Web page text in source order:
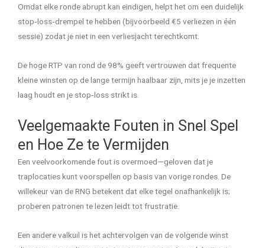
Omdat elke ronde abrupt kan eindigen, helpt het om een duidelijk
stop‑loss‑drempel te hebben (bijvoorbeeld €5 verliezen in één
sessie) zodat je niet in een verliesjacht terechtkomt.
De hoge RTP van rond de 98% geeft vertrouwen dat frequente
kleine winsten op de lange termijn haalbaar zijn, mits je je inzetten
laag houdt en je stop‑loss strikt is.
Veelgemaakte Fouten in Snel Spel
en Hoe Ze te Vermijden
Een veelvoorkomende fout is overmoed—geloven dat je
traplocaties kunt voorspellen op basis van vorige rondes. De
willekeur van de RNG betekent dat elke tegel onafhankelijk is;
proberen patronen te lezen leidt tot frustratie.
Een andere valkuil is het achtervolgen van de volgende winst